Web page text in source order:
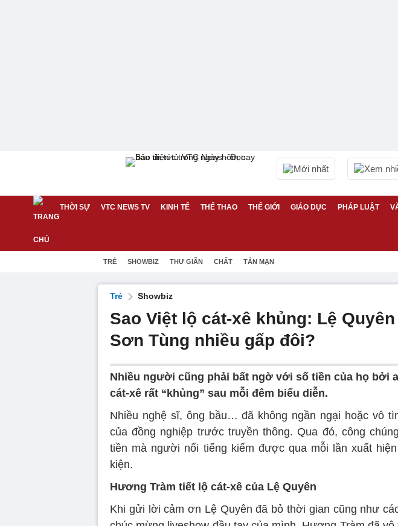
Mới nhất Xem
THỜI SỰ VTC NEWS TV KINH TẾ THỂ THAO THẾ GIỚI GIÁO DỤC PHÁP LUẬT
TRẺ SHOWBIZ THƯ GIÃN CHẤT TẢN MẠN
Trẻ Showbiz
Sao Việt lộ cát-xê khủng: Lệ
Sơn Tùng nhiều gấp đôi?
Nhiều người cũng phải bất ngờ với số tiền của họ bởi
cát-xê rất “khủng” sau mỗi đêm biểu diễn.
Nhiều nghệ sĩ, ông bầu… đã không ngần ngại hoặc vô
của đồng nghiệp trước truyền thông. Qua đó, công
tiền mà người nổi tiếng kiếm được qua mỗi lần xuất
kiện.
Hương Tràm tiết lộ cát-xê của Lệ Quyên
Khi gửi lời cảm ơn Lệ Quyên đã bỏ thời gian cũng như